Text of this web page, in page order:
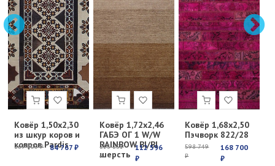
Ковёр 1,50х2,30
из шкур коров и
ковров Pardis
269 100 ₽ 84 767 ₽
Ковёр 1,72х2,46
ГАБЭ ОГ 1 W/W
RAINBOW BI/BI
шерсть
213 251
₽
112 596
₽
Ковёр 1,68х2,50
Пэчворк 822/28
598 749
₽
168 700
₽